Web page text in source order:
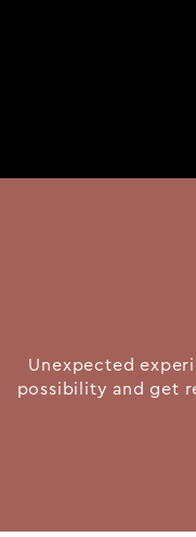
Unexpected
possibility and get